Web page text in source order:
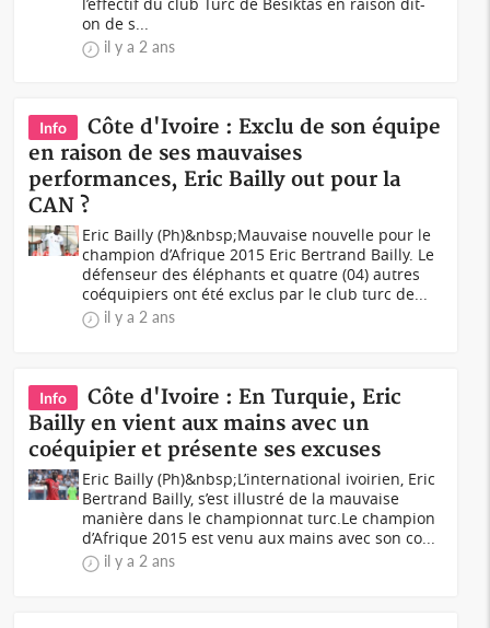
on de s...
il y a 2 ans
Info
Côte d'Ivoire : Exclu de son équipe
en raison de ses mauvaises
performances, Eric Bailly out pour la
CAN ?
Eric Bailly (Ph)&nbsp;Mauvaise nouvelle pour le
champion d’Afrique 2015 Eric Bertrand Bailly. Le
défenseur des éléphants et quatre (04) autres
coéquipiers ont été exclus par le club turc de...
il y a 2 ans
Info
Côte d'Ivoire : En Turquie, Eric
Bailly en vient aux mains avec un
coéquipier et présente ses excuses
Eric Bailly (Ph)&nbsp;L’international ivoirien, Eric
Bertrand Bailly, s’est illustré de la mauvaise
manière dans le championnat turc.Le champion
d’Afrique 2015 est venu aux mains avec son co...
il y a 2 ans